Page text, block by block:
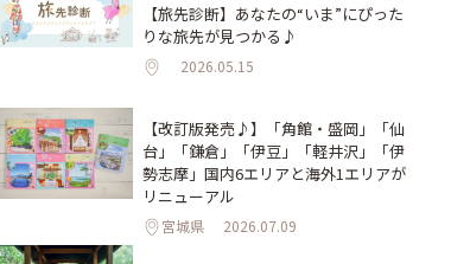
【旅先診断】あなたの“いま”にぴった
りな旅先が見つかる♪
2026.05.15
【改訂版発売♪】「角館・盛岡」「仙
台」「鎌倉」「伊豆」「軽井沢」「伊
勢志摩」国内6エリアと海外1エリアが
リニューアル
宮城県 2026.07.09